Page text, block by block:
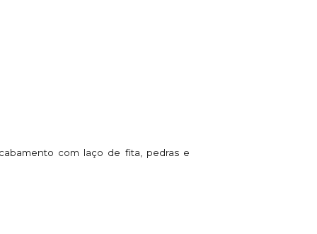
com laço de fita, pedras e